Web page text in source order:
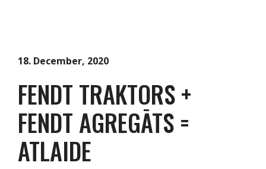
Kontakti
Vakances
18. December, 2020
FENDT TRAKTORS +
FENDT AGREGĀTS =
ATLAIDE